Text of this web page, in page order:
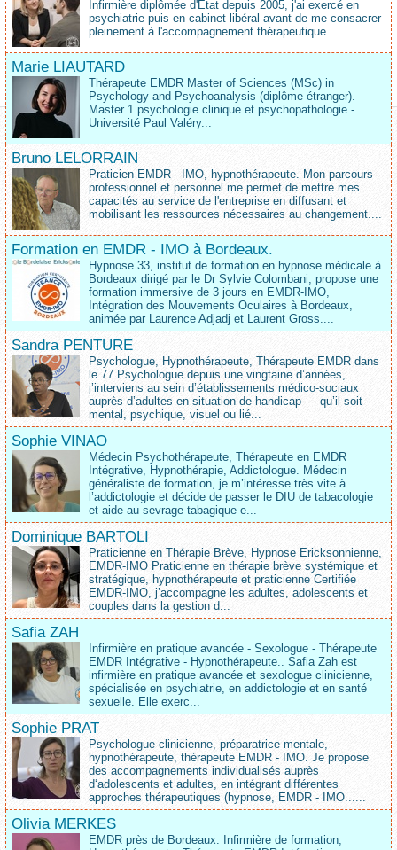
Infirmière diplômée d'État depuis 2005, j'ai exercé en
psychiatrie puis en cabinet libéral avant de me consacrer
pleinement à l'accompagnement thérapeutique....
Marie LIAUTARD
Thérapeute EMDR Master of Sciences (MSc) in
Psychology and Psychoanalysis (diplôme étranger).
Master 1 psychologie clinique et psychopathologie -
Université Paul Valéry...
Bruno LELORRAIN
Praticien EMDR - IMO, hypnothérapeute. Mon parcours
professionnel et personnel me permet de mettre mes
capacités au service de l'entreprise en diffusant et
mobilisant les ressources nécessaires au changement....
Formation en EMDR - IMO à Bordeaux.
Hypnose 33, institut de formation en hypnose médicale à
Bordeaux dirigé par le Dr Sylvie Colombani, propose une
formation immersive de 3 jours en EMDR-IMO,
Intégration des Mouvements Oculaires à Bordeaux,
animée par Laurence Adjadj et Laurent Gross....
Sandra PENTURE
Psychologue, Hypnothérapeute, Thérapeute EMDR dans
le 77 Psychologue depuis une vingtaine d’années,
j’interviens au sein d’établissements médico‑sociaux
auprès d’adultes en situation de handicap — qu’il soit
mental, psychique, visuel ou lié...
Sophie VINAO
Médecin Psychothérapeute, Thérapeute en EMDR
Intégrative, Hypnothérapie, Addictologue. Médecin
généraliste de formation, je m’intéresse très vite à
l’addictologie et décide de passer le DIU de tabacologie
et aide au sevrage tabagique e...
Dominique BARTOLI
Praticienne en Thérapie Brève, Hypnose Ericksonnienne,
EMDR-IMO Praticienne en thérapie brève systémique et
stratégique, hypnothérapeute et praticienne Certifiée
EMDR-IMO, j’accompagne les adultes, adolescents et
couples dans la gestion d...
Safia ZAH
Infirmière en pratique avancée - Sexologue - Thérapeute
EMDR Intégrative - Hypnothérapeute.. Safia Zah est
infirmière en pratique avancée et sexologue clinicienne,
spécialisée en psychiatrie, en addictologie et en santé
sexuelle. Elle exerc...
Sophie PRAT
Psychologue clinicienne, préparatrice mentale,
hypnothérapeute, thérapeute EMDR - IMO. Je propose
des accompagnements individualisés auprès
d‘adolescents et adultes, en intégrant différentes
approches thérapeutiques (hypnose, EMDR - IMO......
Olivia MERKES
EMDR près de Bordeaux: Infirmière de formation,